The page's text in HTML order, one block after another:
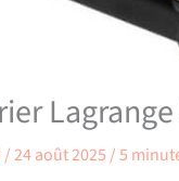
/24 août 2025/5